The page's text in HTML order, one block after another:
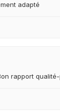
adapté
rapport